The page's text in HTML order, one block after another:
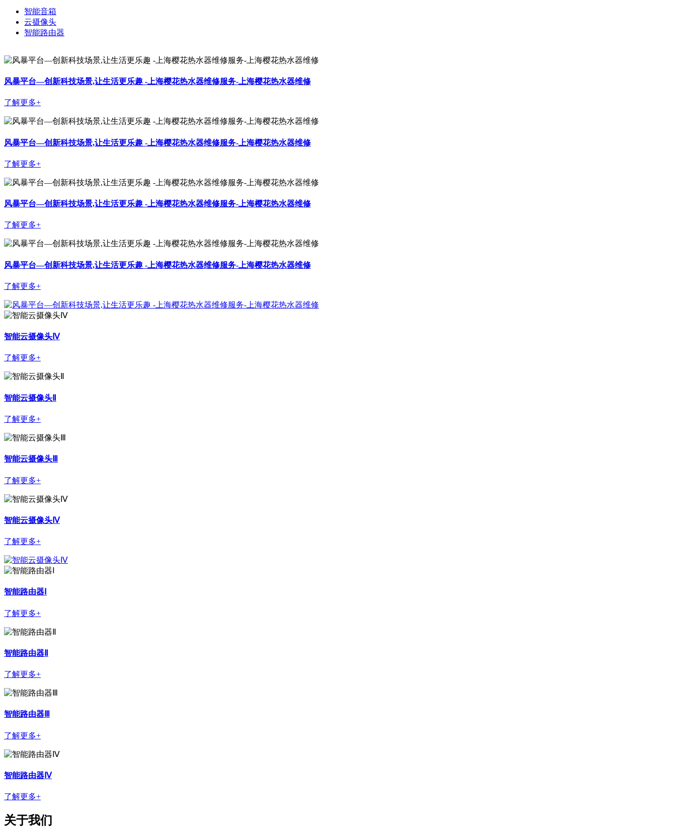
智能音箱
云摄像头
智能路由器
风暴平台—创新科技场景,让生活更乐趣 -上海樱花热水器维修服务-上海樱花热水器维修
了解更多+
风暴平台—创新科技场景,让生活更乐趣 -上海樱花热水器维修服务-上海樱花热水器维修
了解更多+
风暴平台—创新科技场景,让生活更乐趣 -上海樱花热水器维修服务-上海樱花热水器维修
了解更多+
风暴平台—创新科技场景,让生活更乐趣 -上海樱花热水器维修服务-上海樱花热水器维修
了解更多+
智能云摄像头Ⅳ
了解更多+
智能云摄像头Ⅱ
了解更多+
智能云摄像头Ⅲ
了解更多+
智能云摄像头Ⅳ
了解更多+
智能路由器Ⅰ
了解更多+
智能路由器Ⅱ
了解更多+
智能路由器Ⅲ
了解更多+
智能路由器Ⅳ
了解更多+
关于我们